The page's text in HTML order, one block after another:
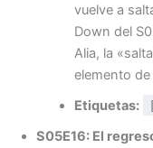
vuelve a
Down del
Alia, la
elemento
Etiquetas:
S05E16: El